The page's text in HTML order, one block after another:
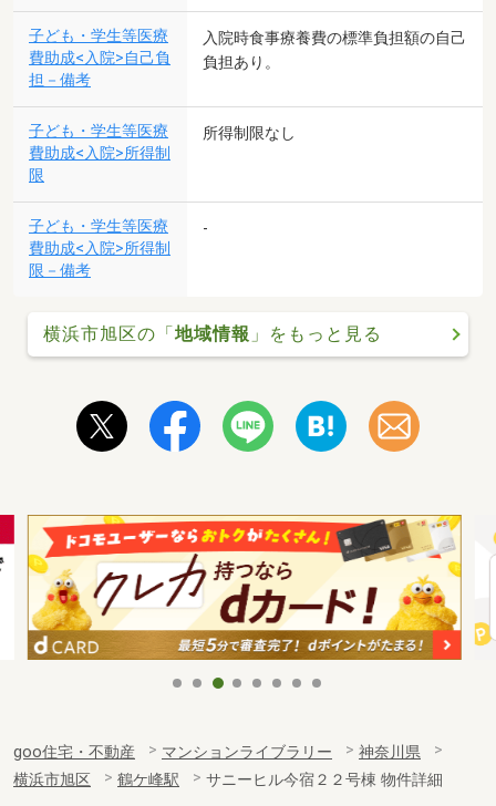
子ども・学生等医療
費助成<入院>自己負
担－備考
入院時食事療養費の標準負担額の自己
負担あり。
子ども・学生等医療
費助成<入院>所得制
限
所得制限なし
子ども・学生等医療
費助成<入院>所得制
限－備考
-
横浜市旭区の「地域情報 」をもっと見る
goo住宅・不動産 マンションライブラリー
神奈川県
横浜市旭区
鶴ケ峰駅 サニーヒル今宿２２号棟 物件詳細